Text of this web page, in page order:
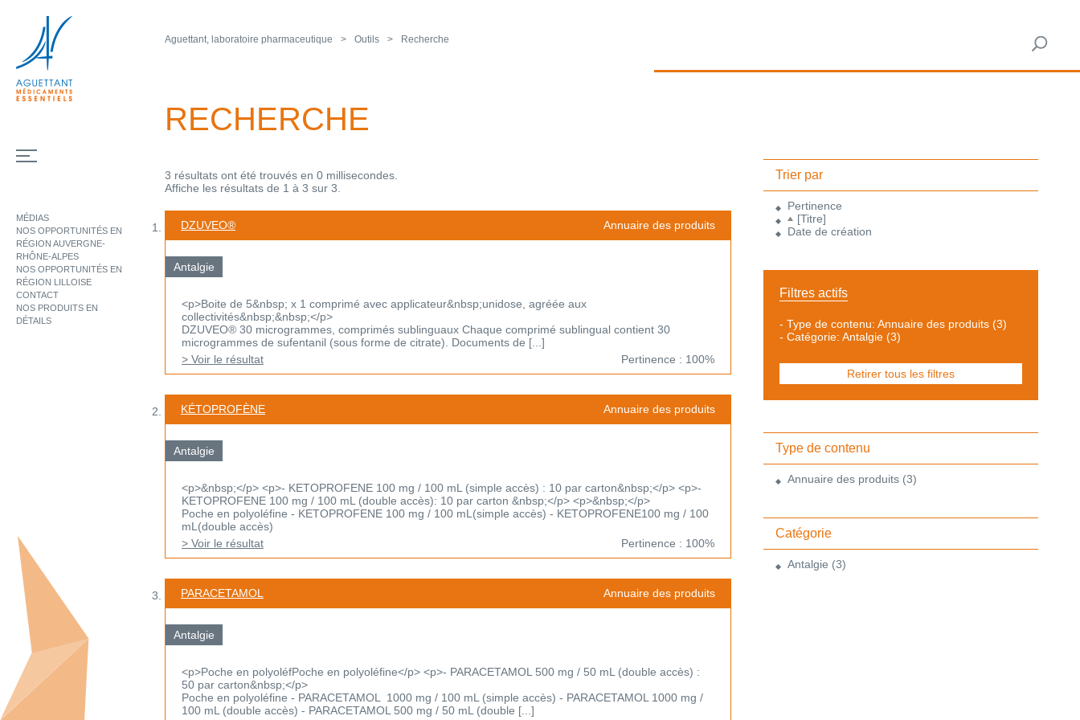
MÉDIAS
NOS OPPORTUNITÉS EN
RÉGION AUVERGNE-
RHÔNE-ALPES
NOS OPPORTUNITÉS EN
RÉGION LILLOISE
CONTACT
NOS PRODUITS EN
DÉTAILS
Aguettant, laboratoire pharmaceutique Outils Recherche
RECHERCHE
3 résultats ont été trouvés en 0 millisecondes.
Affiche les résultats de 1 à 3 sur 3.
DZUVEO® Annuaire des produits
Antalgie
<p>Boite de 5&nbsp; x 1 comprimé avec applicateur&nbsp;unidose, agréée aux
collectivités&nbsp;&nbsp;</p>
DZUVEO® 30 microgrammes, comprimés sublinguaux Chaque comprimé sublingual contient 30
microgrammes de sufentanil (sous forme de citrate). Documents de [...]
> Voir le résultat
Pertinence : 100%
KÉTOPROFÈNE Annuaire des produits
Antalgie
<p>&nbsp;</p> <p>- KETOPROFENE 100 mg / 100 mL (simple accès) : 10 par carton&nbsp;</p> <p>-
KETOPROFENE 100 mg / 100 mL (double accès): 10 par carton &nbsp;</p> <p>&nbsp;</p>
Poche en polyoléfine - KETOPROFENE 100 mg / 100 mL(simple accès) - KETOPROFENE100 mg / 100
mL(double accès)
> Voir le résultat
Pertinence : 100%
PARACETAMOL Annuaire des produits
Antalgie
<p>Poche en polyoléfPoche en polyoléfine</p> <p>- PARACETAMOL 500 mg / 50 mL (double accès) :
50 par carton&nbsp;</p>
Poche en polyoléfine - PARACETAMOL 1000 mg / 100 mL (simple accès) - PARACETAMOL 1000 mg /
100 mL (double accès) - PARACETAMOL 500 mg / 50 mL (double [...]
Trier par
Pertinence
[Titre]
Date de création
Filtres actifs
- Type de contenu: Annuaire des produits (3)
- Catégorie: Antalgie (3)
Retirer tous les filtres
Type de contenu
Annuaire des produits (3)
Catégorie
Antalgie (3)